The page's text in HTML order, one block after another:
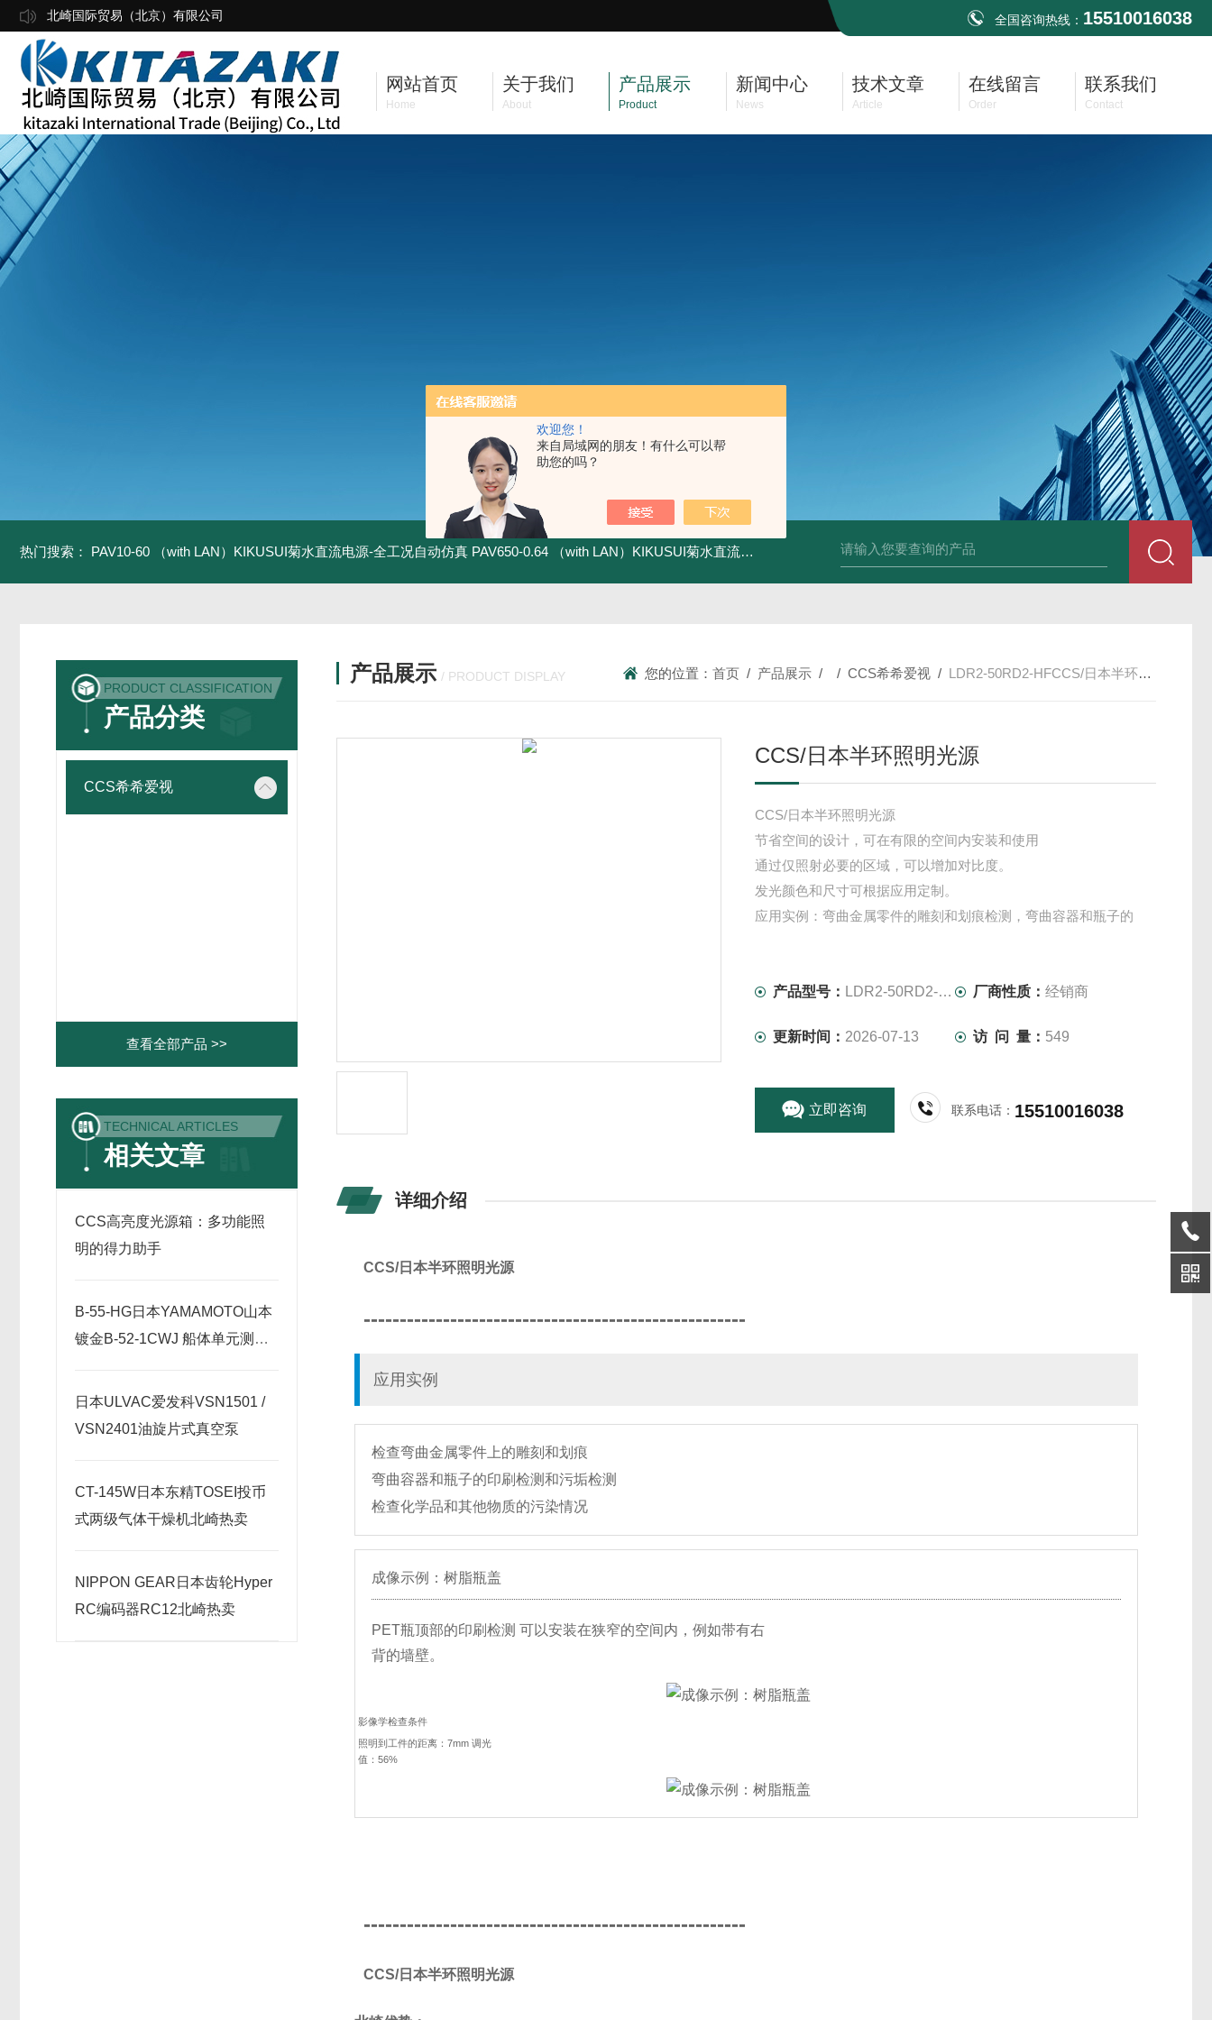
欢迎您！
来自局域网的朋友！有什么可以帮
助您的吗？
北崎国际贸易（北京）有限公司 全国咨询热线： 15510016038
网站首页
Home
关于我们
About
产品展示
Product
新闻中心
News
技术文章
Article
在线留言
Order
联系我们
Contact
热门搜索： PAV10-60 （with LAN）KIKUSUI菊水直流电源-全工况自动仿真 PAV650-0.64 （with LAN）KIKUSUI菊水直流电源-四象限节能测试 PAV320-1.3 （with LAN）KIKUSUI菊水直流电源-故障快
PRODUCT CLASSIFICATION
产品分类
CCS希希爱视
查看全部产品 >>
TECHNICAL ARTICLES
相关文章
CCS高亮度光源箱：多功能照
明的得力助手
B-55-HG日本YAMAMOTO山本
镀金B-52-1CWJ 船体单元测试
日本ULVAC爱发科VSN1501 /
VSN2401油旋片式真空泵
CT-145W日本东精TOSEI投币
式两级气体干燥机北崎热卖
NIPPON GEAR日本齿轮Hyper
RC编码器RC12北崎热卖
产品展示 / PRODUCT DISPLAY 您的位置：首页 / 产品展示 / /CCS希希爱视 / LDR2-50RD2-HFCCS/日本半环照明光源
CCS/日本半环照明光源
CCS/日本半环照明光源
节省空间的设计，可在有限的空间内安装和使用
通过仅照射必要的区域，可以增加对比度。
发光颜色和尺寸可根据应用定制。
应用实例：弯曲金属零件的雕刻和划痕检测，弯曲容器和瓶子的
产品型号： LDR2-50RD2-HF 厂商性质：经销商
更新时间： 2026-07-13 访 问 量： 549
立即咨询 联系电话： 15510016038
详细介绍
CCS/日本半环照明光源
-----------------------------------------------------
应用实例
检查弯曲金属零件上的雕刻和划痕
弯曲容器和瓶子的印刷检测和污垢检测
检查化学品和其他物质的污染情况
成像示例：树脂瓶盖
PET瓶顶部的印刷检测 可以安装在狭窄的空间内，例如带有右
背的墙壁。
影像学检查条件
照明到工件的距离：7mm 调光
值：56%
-----------------------------------------------------
CCS/日本半环照明光源